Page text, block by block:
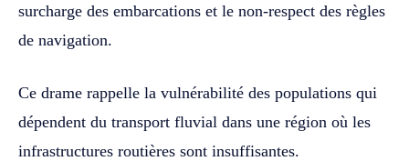
surcharge des embarcations et le non-respect des règles
de navigation.
Ce drame rappelle la vulnérabilité des populations qui
dépendent du transport fluvial dans une région où les
infrastructures routières sont insuffisantes.